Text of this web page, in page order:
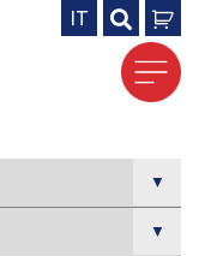
IT
Search
for:
▼
▼